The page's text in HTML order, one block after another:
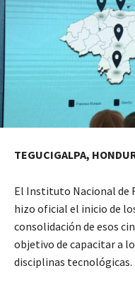
TEGUCIGALPA,
El Instituto Nacional de
hizo oficial el inicio de
consolidación de esos
objetivo de capacitar a
disciplinas tecnológicas.